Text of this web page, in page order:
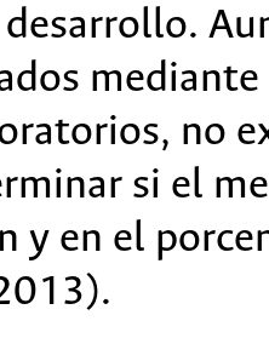
no
si el
y en el